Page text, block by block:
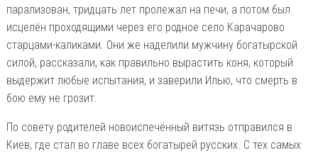
парализован, тридцать лет пролежал на печи, а потом был
исцелён проходящими через его родное село Карачарово
старцами-каликами. Они же наделили мужчину богатырской
силой, рассказали, как правильно вырастить коня, который
выдержит любые испытания, и заверили Илью, что смерть в
бою ему не грозит.
По совету родителей новоиспечённый витязь отправился в
Киев, где стал во главе всех богатырей русских. С тех самых